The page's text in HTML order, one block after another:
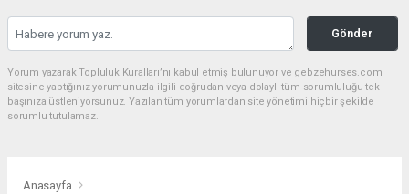
Gönder
Yorum yazarak Topluluk Kuralları’nı kabul etmiş bulunuyor ve gebzehurses.com
sitesine yaptığınız yorumunuzla ilgili doğrudan veya dolaylı tüm sorumluluğu tek
başınıza üstleniyorsunuz. Yazılan tüm yorumlardan site yönetimi hiçbir şekilde
sorumlu tutulamaz.
Anasayfa